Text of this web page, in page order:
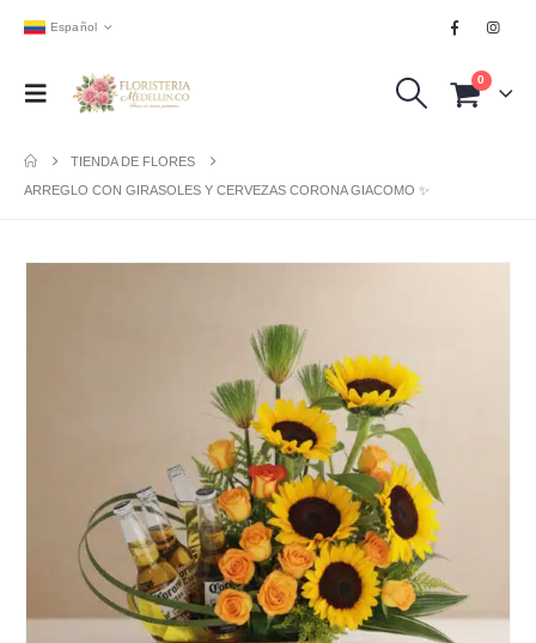
Español
0
TIENDA DE FLORES
ARREGLO CON GIRASOLES Y CERVEZAS CORONA GIACOMO ✨